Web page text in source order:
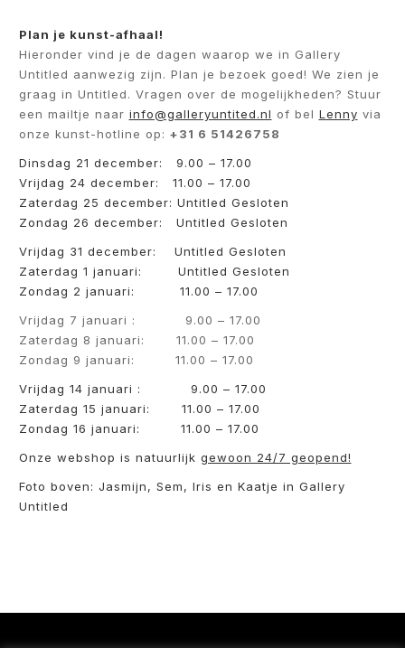
Plan je kunst-afhaal!
Hieronder vind je de dagen waarop we in Gallery
Untitled aanwezig zijn. Plan je bezoek goed! We zien je
graag in Untitled. Vragen over de mogelijkheden? Stuur
een mailtje naar info@galleryuntited.nl of bel Lenny via
onze kunst-hotline op: +31 6 51426758
Dinsdag 21 december: 9.00 – 17.00
Vrijdag 24 december: 11.00 – 17.00
Zaterdag 25 december: Untitled Gesloten
Zondag 26 december: Untitled Gesloten
Vrijdag 31 december: Untitled Gesloten
Zaterdag 1 januari: Untitled Gesloten
Zondag 2 januari: 11.00 – 17.00
Vrijdag 7 januari : 9.00 – 17.00
Zaterdag 8 januari: 11.00 – 17.00
Zondag 9 januari: 11.00 – 17.00
Vrijdag 14 januari : 9.00 – 17.00
Zaterdag 15 januari: 11.00 – 17.00
Zondag 16 januari: 11.00 – 17.00
Onze webshop is natuurlijk gewoon 24/7 geopend!
Foto boven: Jasmijn, Sem, Iris en Kaatje in Gallery
Untitled